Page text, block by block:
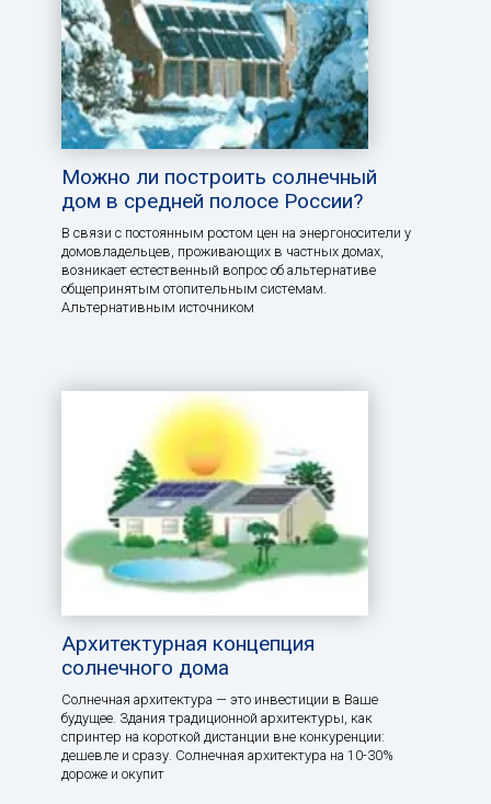
Можно ли построить солнечный
дом в средней полосе России?
В связи с постоянным ростом цен на энергоносители у
домовладельцев, проживающих в частных домах,
возникает естественный вопрос об альтернативе
общепринятым отопительным системам.
Альтернативным источником
Архитектурная концепция
солнечного дома
Солнечная архитектура — это инвестиции в Ваше
будущее. Здания традиционной архитектуры, как
спринтер на короткой дистанции вне конкуренции:
дешевле и сразу. Солнечная архитектура на 10-30%
дороже и окупит